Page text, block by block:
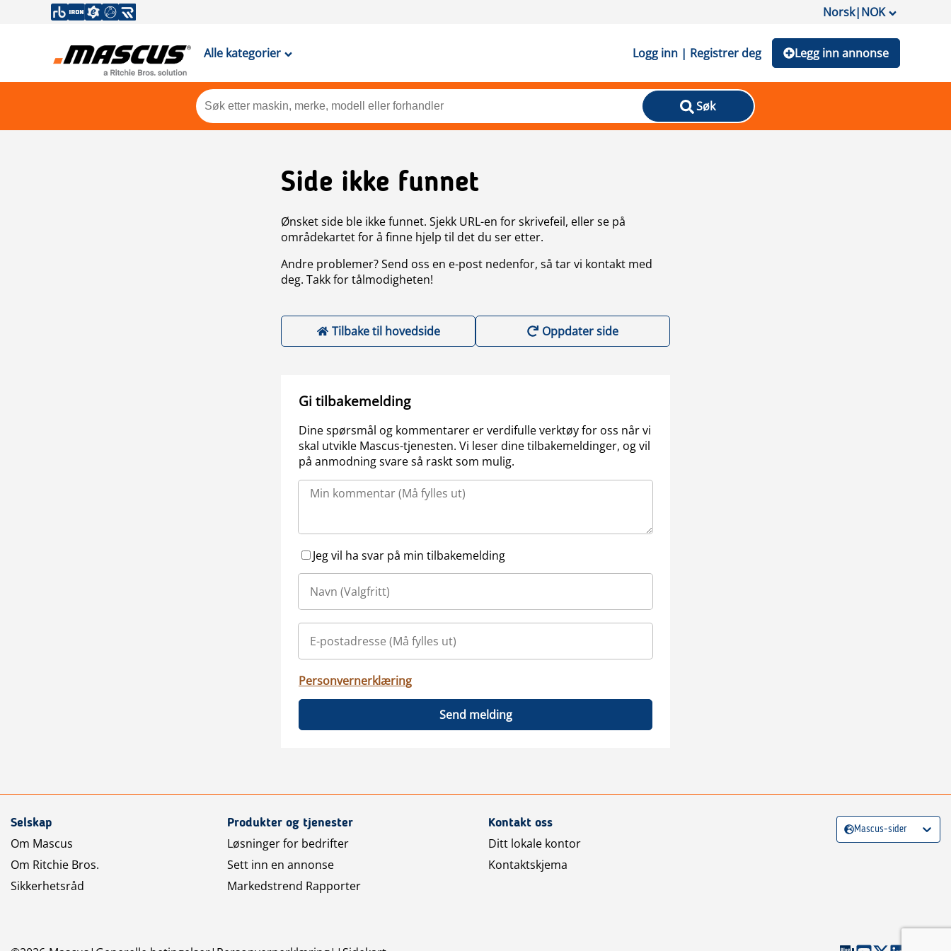
Norsk|NOK
Alle kategorier Logg inn | Registrer deg Legg inn annonse
Søk
Side ikke funnet
Ønsket side ble ikke funnet. Sjekk URL-en for skrivefeil, eller se på
områdekartet for å finne hjelp til det du ser etter.
Andre problemer? Send oss en e-post nedenfor, så tar vi kontakt med
deg. Takk for tålmodigheten!
Tilbake til hovedside Oppdater side
Gi tilbakemelding
Dine spørsmål og kommentarer er verdifulle verktøy for oss når vi
skal utvikle Mascus-tjenesten. Vi leser dine tilbakemeldinger, og vil
på anmodning svare så raskt som mulig.
Jeg vil ha svar på min tilbakemelding
Personvernerklæring
Send melding
Selskap
Om Mascus
Om Ritchie Bros.
Sikkerhetsråd
Produkter og tjenester
Løsninger for bedrifter
Sett inn en annonse
Markedstrend Rapporter
Kontakt oss
Ditt lokale kontor
Kontaktskjema
Mascus-sider